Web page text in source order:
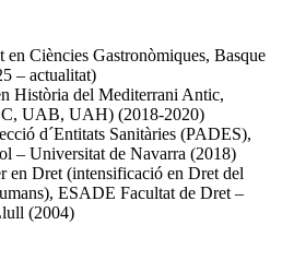
en Ciències Gastronòmiques, Basque
– actualitat)
Història del Mediterrani Antic,
UAB, UAH) (2018-2020)
d´Entitats Sanitàries (PADES),
– Universitat de Navarra (2018)
en Dret (intensificació en Dret del
ESADE Facultat de Dret –
(2004)